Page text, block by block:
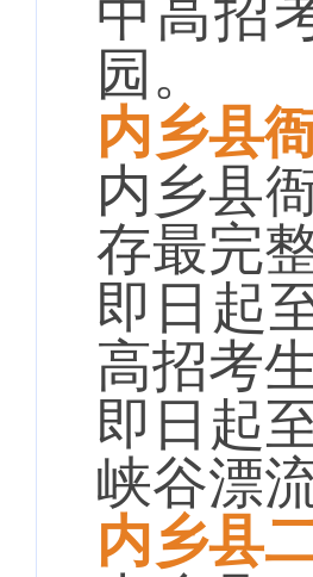
中高招
园。
内乡县
内乡县
存最完
即日起
高招考
即日起
峡谷漂
内乡县